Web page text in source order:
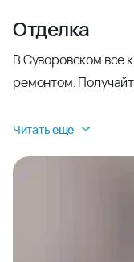
Отделка
В Суворовском все
ремонтом.
Читать еще